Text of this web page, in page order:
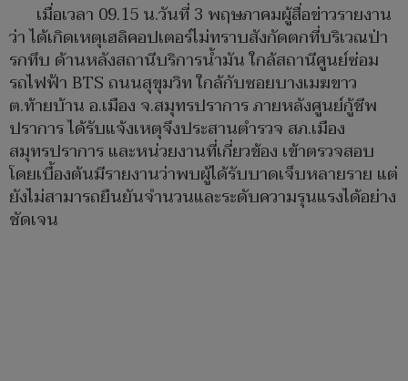
เมื่อเวลา 09.15 น.วันที่ 3 พฤษภาคมผู้สื่อข่าวรายงาน
ว่า ได้เกิดเหตุเฮลิคอปเตอร์ไม่ทราบสังกัดตกที่บริเวณป่า
รกทึบ ด้านหลังสถานีบริการน้ำมัน ใกล้สถานีศูนย์ซ่อม
รถไฟฟ้า BTS ถนนสุขุมวิท ใกล้กับซอยบางเมฆขาว
ต.ท้ายบ้าน อ.เมือง จ.สมุทรปราการ ภายหลังศูนย์กู้ชีพ
ปราการ ได้รับแจ้งเหตุจึงประสานตำรวจ สภ.เมือง
สมุทรปราการ และหน่วยงานที่เกี่ยวข้อง เข้าตรวจสอบ
โดยเบื้องต้นมีรายงานว่าพบผู้ได้รับบาดเจ็บหลายราย แต่
ยังไม่สามารถยืนยันจำนวนและระดับความรุนแรงได้อย่าง
ชัดเจน